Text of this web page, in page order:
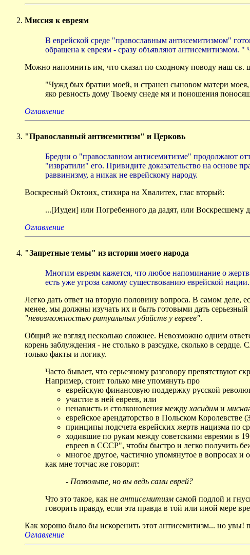
Миссия к евреям
В еврейской среде "православным антисемитизмом"
обращена к евреям - сразу объявляют антисемитизмом. "
Можно напомнить им, что сказал по сходному поводу наш св.
"Чужд бых братии моей, и странен сыновом матери моея,
яко ревность дому Твоему снеде мя и поношения
Оглавление
"Православный антисемитизм" и Церковь
Бредни о "православном антисемитизме" продолжают
"извратили" его. Привидите доказательство на основе
раввинизму, а никак не еврейскому народу.
Воскресный Октоих, стихира на Хвалитех, глас вторый:
...[Иудеи] или Погребенного да дадят, или Воскресшему
Оглавление
"Запретные темы" из истории моего народа
Многим евреям кажется, что любое напоминание о
есть уже угроза самому существованию еврейской
Легко дать ответ на вторую половину вопроса. В самом деле,
менее, мы должны изучать их и быть готовыми дать
"невозможностью ритуальных убийств у евреев".
Общий же взгляд несколько сложнее. Невозможно одним
корень заблуждения - не столько в разсудке, сколько в
только факты и логику.
Часто бывает, что серьезному разговору препятствуют
Например, стоит только мне упомянуть про
еврейскую финансовую поддержку русской
участие в ней евреев, или
ненависть и столконовения между хасидим и
еврейское арендаторство в Польском
принципы подсчета еврейских жертв нацизма по
ходившие по рукам между советскими евреями в
евреев в СССР", чтобы быстро и легко получить
многое другое, частично упомянутое в вопросах и
как мне тотчас же говорят:
- Позвольте, но вы ведь сами еврей?
Что это такое, как не антисемитизм самой подлой и
говорить правду, если эта правда в той или иной мере
Как хорошо было бы искоренить этот антисемитизм... но
Оглавление